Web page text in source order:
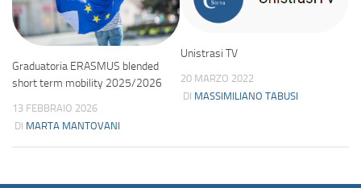
Graduatoria ERASMUS blended
short term mobility 2025/2026
13 FEBBRAIO 2026
DI MARTA MANTOVANI
Unistrasi TV
20 MARZO 2022
DI MASSIMILIANO TABUSI